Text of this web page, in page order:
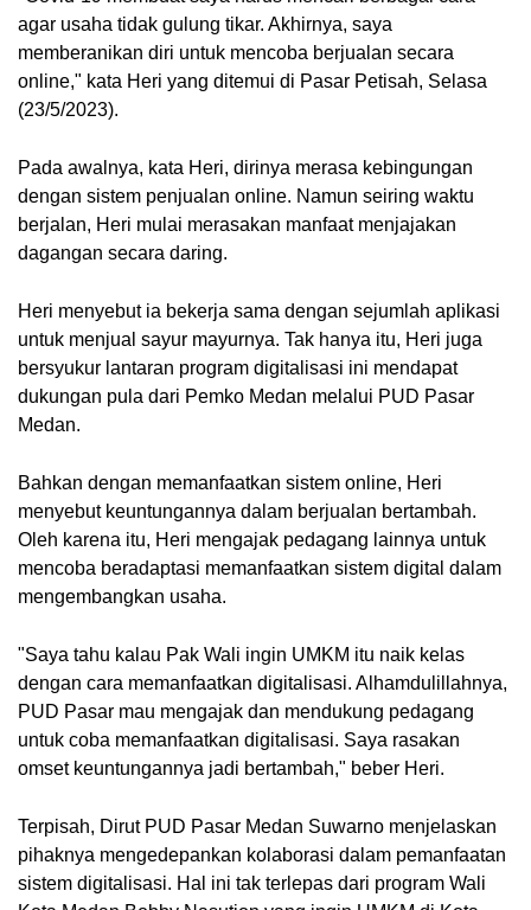
agar usaha tidak gulung tikar. Akhirnya, saya
memberanikan diri untuk mencoba berjualan secara
online," kata Heri yang ditemui di Pasar Petisah, Selasa
(23/5/2023).
Pada awalnya, kata Heri, dirinya merasa kebingungan
dengan sistem penjualan online. Namun seiring waktu
berjalan, Heri mulai merasakan manfaat menjajakan
dagangan secara daring.
Heri menyebut ia bekerja sama dengan sejumlah aplikasi
untuk menjual sayur mayurnya. Tak hanya itu, Heri juga
bersyukur lantaran program digitalisasi ini mendapat
dukungan pula dari Pemko Medan melalui PUD Pasar
Medan.
Bahkan dengan memanfaatkan sistem online, Heri
menyebut keuntungannya dalam berjualan bertambah.
Oleh karena itu, Heri mengajak pedagang lainnya untuk
mencoba beradaptasi memanfaatkan sistem digital dalam
mengembangkan usaha.
"Saya tahu kalau Pak Wali ingin UMKM itu naik kelas
dengan cara memanfaatkan digitalisasi. Alhamdulillahnya,
PUD Pasar mau mengajak dan mendukung pedagang
untuk coba memanfaatkan digitalisasi. Saya rasakan
omset keuntungannya jadi bertambah," beber Heri.
Terpisah, Dirut PUD Pasar Medan Suwarno menjelaskan
pihaknya mengedepankan kolaborasi dalam pemanfaatan
sistem digitalisasi. Hal ini tak terlepas dari program Wali